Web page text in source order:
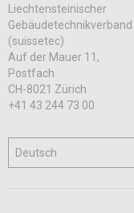
Liechtensteinischer
Gebäudetechnikverband
(suissetec)
Auf der Mauer 11,
Postfach
CH-8021 Zürich
+41 43 244 73 00